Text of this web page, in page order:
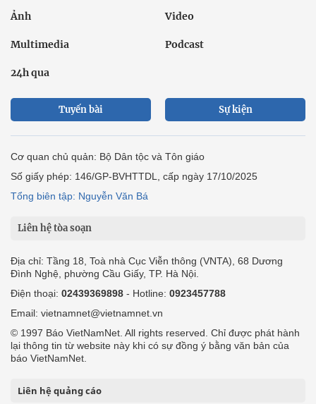
Ảnh Video
Multimedia Podcast
24h qua
Tuyến bài Sự kiện
Cơ quan chủ quản: Bộ Dân tộc và Tôn giáo
Số giấy phép: 146/GP-BVHTTDL, cấp ngày 17/10/2025
Tổng biên tập: Nguyễn Văn Bá
Liên hệ tòa soạn
Địa chỉ: Tầng 18, Toà nhà Cục Viễn thông (VNTA), 68 Dương
Đình Nghệ, phường Cầu Giấy, TP. Hà Nội.
Điện thoại: 02439369898 - Hotline: 0923457788
Email: vietnamnet@vietnamnet.vn
© 1997 Báo VietNamNet. All rights reserved. Chỉ được phát hành
lại thông tin từ website này khi có sự đồng ý bằng văn bản của
báo VietNamNet.
Liên hệ quảng cáo